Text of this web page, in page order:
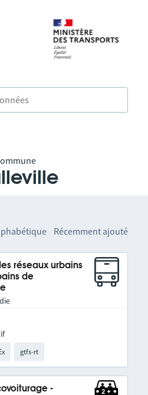
Récemment ajouté
réseaux urbains
de
gtfs-rt
-